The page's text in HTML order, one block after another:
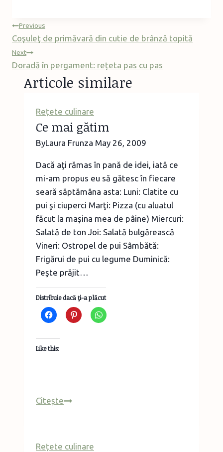
Post
navigation
Previous
Coşuleţ de primăvară din cutie de brânză topită
Next
Doradă în pergament: rețeta pas cu pas
Articole similare
Rețete culinare
Ce mai gătim
ByLaura Frunza May 26, 2009
Dacă aţi rămas în pană de idei, iată ce
mi-am propus eu să gătesc în fiecare
seară săptămâna asta: Luni: Clatite cu
pui şi ciuperci Marţi: Pizza (cu aluatul
făcut la maşina mea de pâine) Miercuri:
Salată de ton Joi: Salată bulgărească
Vineri: Ostropel de pui Sâmbătă:
Frigărui de pui cu legume Duminică:
Peşte prăjit…
Distribuie dacă ţi-a plăcut
Like this:
CiteșteCe
Rețete culinare